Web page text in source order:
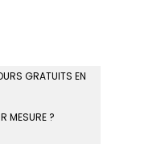
GRATUITS EN
MESURE ?